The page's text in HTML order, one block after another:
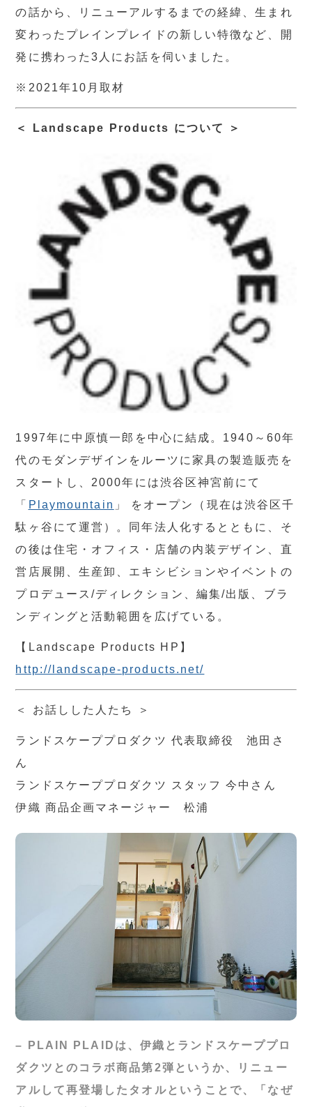
の話から、リニューアルするまでの経緯、生まれ
変わったプレインプレイドの新しい特徴など、開
発に携わった3人にお話を伺いました。
※2021年10月取材
＜ Landscape Products について ＞
1997年に中原慎一郎を中心に結成。1940～60年
代のモダンデザインをルーツに家具の製造販売を
スタートし、2000年には渋谷区神宮前にて
「
Playmountain 」 をオープン（現在は渋谷区千
駄ヶ谷にて運営）。同年法人化するとともに、そ
の後は住宅・オフィス・店舗の内装デザイン、直
営店展開、生産卸、エキシビションやイベントの
プロデュース/ディレクション、編集/出版、ブラ
ンディングと活動範囲を広げている。
【Landscape Products HP】
http://landscape-products.net/
＜ お話しした人たち ＞
ランドスケーププロダクツ 代表取締役 池田さ
ん
ランドスケーププロダクツ スタッフ 今中さん
伊織 商品企画マネージャー 松浦
– PLAIN PLAIDは、伊織とランドスケーププロ
ダクツとのコラボ商品第2弾というか、リニュー
アルして再登場したタオルということで、「なぜ